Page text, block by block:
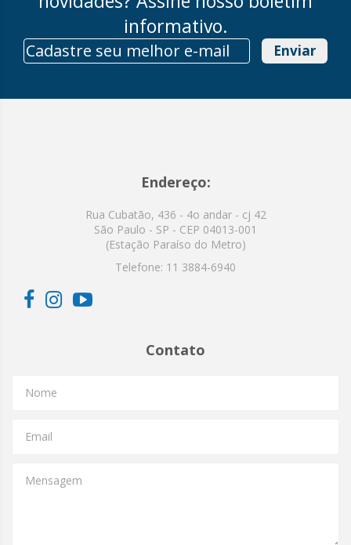
informativo.
Enviar
Endereço:
Rua Cubatão, 436 - 4o andar - cj 42
São Paulo - SP - CEP 04013-001
(Estação Paraíso do Metro)
Telefone: 11 3884-6940
Contato
Nome
Email
Mensagem